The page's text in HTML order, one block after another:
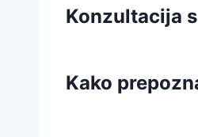
Konzultacija
Kako